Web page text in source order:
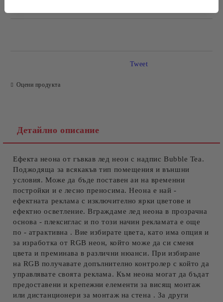
Оцени продукта
Tweet
Детайлно описание
Ефекта неона от гъвкав лед неон с надпис Bubble Tea.
Поджодяща за всякакъв тип помещения и външни
условия. Може да бъде поставен аи на временни
постройки и е лесно преносима. Неона е най -
ефектната реклама с изключително ярки цветове и
ефектно осветление. Вграждаме лед неона в прозрачна
основа - плексиглас и по този начин рекламата е още
по - атрактивна . Вие избирате цвета, като има опция и
за изработка от RGB неон, който може да си сменя
цвета и преминава в различни нюанси. При избиране
на RGB получавате допълнително контролер с който да
управлявате своята реклама. Към неона могат да бъдат
предоставени и крепежни елементи за висящ монтаж
или дистанционери за монтаж на стена . За други